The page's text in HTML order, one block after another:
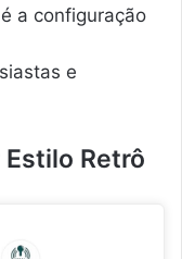
a configuração
e
Estilo Retrô